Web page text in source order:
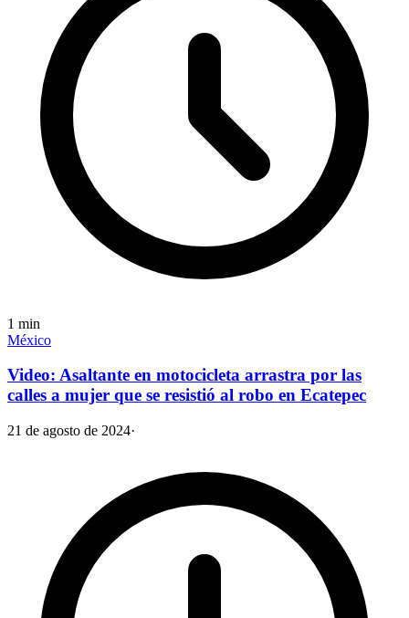
1 min
México
Video: Asaltante en motocicleta arrastra por las
calles a mujer que se resistió al robo en Ecatepec
21 de agosto de 2024·